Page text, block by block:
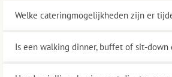
Welke cateringmogelijkheden zijn er
Is een walking dinner, buffet of sit-down